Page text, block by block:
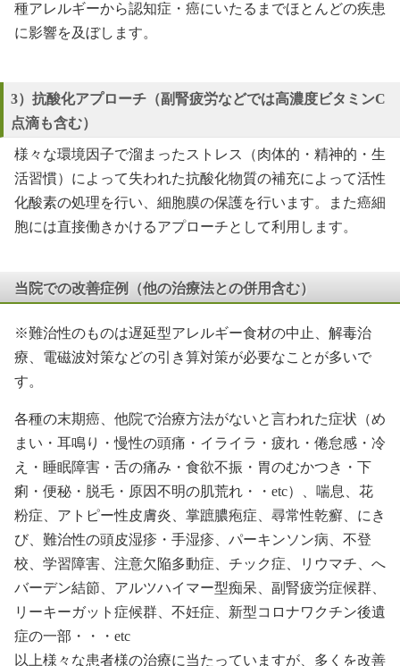
種アレルギーから認知症・癌にいたるまでほとんどの疾患
に影響を及ぼします。
3）抗酸化アプローチ（副腎疲労などでは高濃度ビタミンC
点滴も含む）
様々な環境因子で溜まったストレス（肉体的・精神的・生
活習慣）によって失われた抗酸化物質の補充によって活性
化酸素の処理を行い、細胞膜の保護を行います。また癌細
胞には直接働きかけるアプローチとして利用します。
当院での改善症例（他の治療法との併用含む）
※難治性のものは遅延型アレルギー食材の中止、解毒治
療、電磁波対策などの引き算対策が必要なことが多いで
す。
各種の末期癌、他院で治療方法がないと言われた症状（め
まい・耳鳴り・慢性の頭痛・イライラ・疲れ・倦怠感・冷
え・睡眠障害・舌の痛み・食欲不振・胃のむかつき・下
痢・便秘・脱毛・原因不明の肌荒れ・・etc）、喘息、花
粉症、アトピー性皮膚炎、掌蹠膿疱症、尋常性乾癬、にき
び、難治性の頭皮湿疹・手湿疹、パーキンソン病、不登
校、学習障害、注意欠陥多動症、チック症、リウマチ、へ
バーデン結節、アルツハイマー型痴呆、副腎疲労症候群、
リーキーガット症候群、不妊症、新型コロナワクチン後遺
症の一部・・・etc
以上様々な患者様の治療に当たっていますが、多くを改善